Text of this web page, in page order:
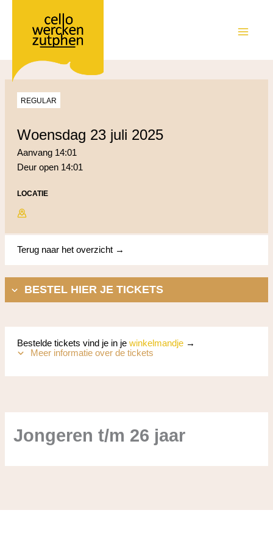
Jongeren t/m 26 jaar
REGULAR
woensdag 23 juli 2025
Aanvang 14:01
Deur open 14:01
LOCATIE
Terug naar het overzicht →
BESTEL HIER JE TICKETS
Bestelde tickets vind je in je winkelmandje→
Meer informatie over de tickets